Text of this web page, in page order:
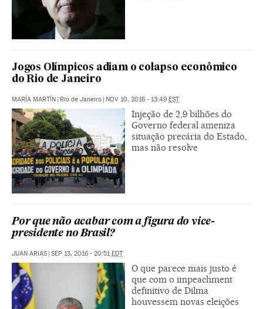
Jogos Olímpicos adiam o colapso econômico
do Rio de Janeiro
MARÍA MARTÍN | Rio de Janeiro | NOV 10, 2016 - 13:49 EST
Injeção de 2,9 bilhões do
Governo federal ameniza
situação precária do Estado,
mas não resolve
Por que não acabar com a figura do vice-
presidente no Brasil?
JUAN ARIAS | SEP 13, 2016 - 20:51EDT
O que parece mais justo é
que com o impeachment
definitivo de Dilma
houvessem novas eleições